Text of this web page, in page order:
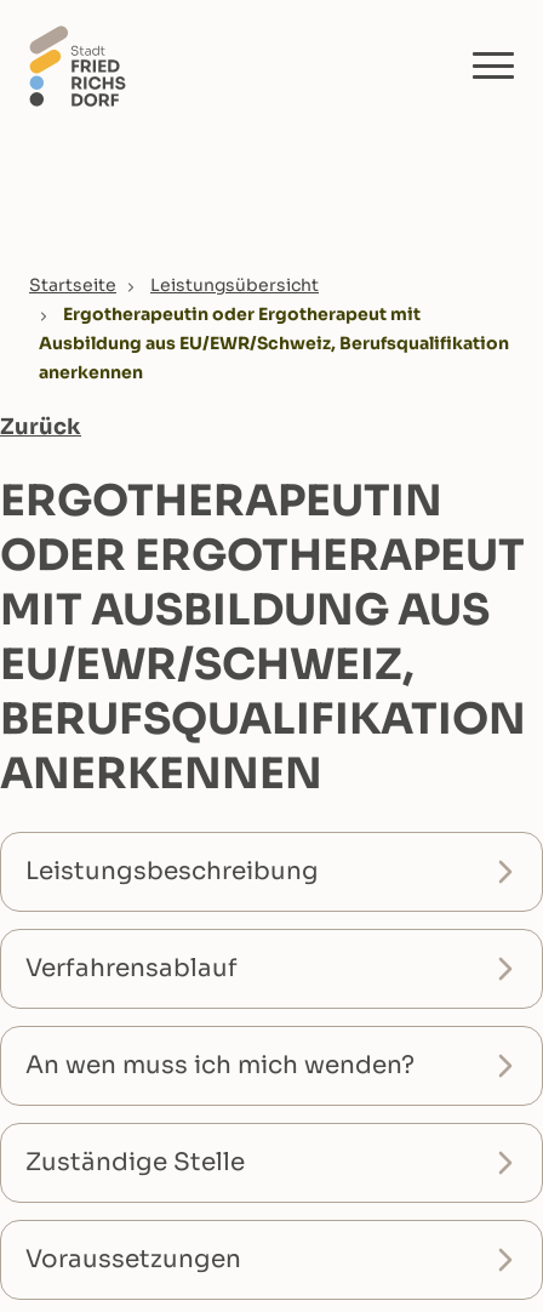
You are here:
Startseite
Leistungsübersicht
Ergotherapeutin oder Ergotherapeut mit
Ausbildung aus EU/EWR/Schweiz, Berufsqualifikation
anerkennen
Zurück
ERGOTHERAPEUTIN
ODER ERGOTHERAPEUT
MIT AUSBILDUNG AUS
EU/EWR/SCHWEIZ,
BERUFSQUALIFIKATION
ANERKENNEN
Leistungsbeschreibung
Verfahrensablauf
An wen muss ich mich wenden?
Zuständige Stelle
Voraussetzungen